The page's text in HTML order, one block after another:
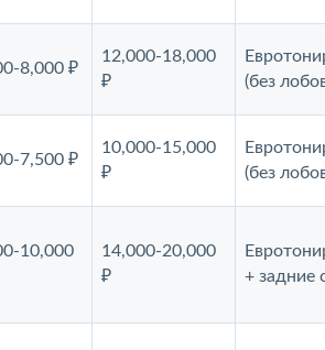
8,000 ₽
12,000-18,000
₽
(без
7,500 ₽
10,000-15,000
₽
(без
10,000
14,000-20,000
₽
+ задние